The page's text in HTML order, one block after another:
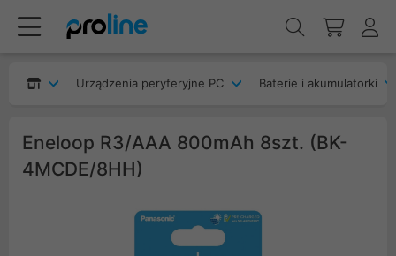
Urządzenia peryferyjne PC Baterie i akumulatorki
Eneloop R3/AAA 800mAh 8szt. (BK-
4MCDE/8HH)